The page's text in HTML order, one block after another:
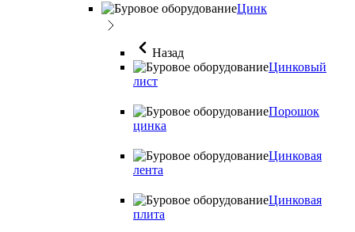
Цинк
Назад
Цинковый
лист
Порошок
цинка
Цинковая
лента
Цинковая
плита